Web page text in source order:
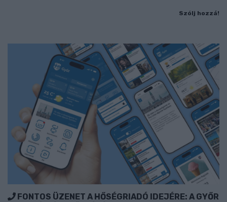
Szólj hozzá!
FONTOS ÜZENET A HŐSÉGRIADÓ IDEJÉRE: A GYŐR